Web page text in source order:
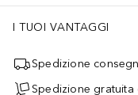
I TUOI VANTAGGI
Spedizione
Spedizione gratuita